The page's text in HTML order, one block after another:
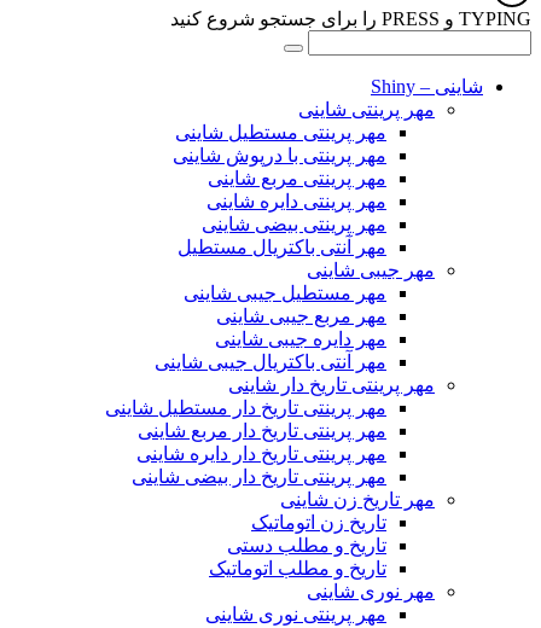
TYPING و PRESS را برای جستجو شروع کنید
شاینی – Shiny
مهر پرینتی شاینی
مهر پرینتی مستطیل شاینی
مهر پرینتی با درپوش شاینی
مهر پرینتی مربع شاینی
مهر پرینتی دایره شاینی
مهر پرینتی بیضی شاینی
مهر آنتی باکتریال مستطیل
مهر جیبی شاینی
مهر مستطیل جیبی شاینی
مهر مربع جیبی شاینی
مهر دایره جیبی شاینی
مهر آنتی باکتریال جیبی شاینی
مهر پرینتی تاریخ دار شاینی
مهر پرینتی تاریخ دار مستطیل شاینی
مهر پرینتی تاریخ دار مربع شاینی
مهر پرینتی تاریخ دار دایره شاینی
مهر پرینتی تاریخ دار بیضی شاینی
مهر تاریخ زن شاینی
تاریخ زن اتوماتیک
تاریخ و مطلب دستی
تاریخ و مطلب اتوماتیک
مهر نوری شاینی
مهر پرینتی نوری شاینی